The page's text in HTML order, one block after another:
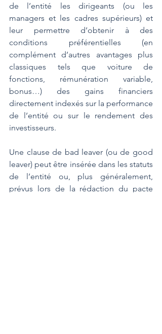
de l’entité les dirigeants (ou les
managers et les cadres supérieurs) et
leur permettre d’obtenir à des
conditions préférentielles (en
complément d’autres avantages plus
classiques tels que voiture de
fonctions, rémunération variable,
bonus…) des gains financiers
directement indexés sur la performance
de l’entité ou sur le rendement des
investisseurs.
Une clause de bad leaver (ou de good
leaver) peut être insérée dans les statuts
de l’entité ou, plus généralement,
prévus lors de la rédaction du pacte